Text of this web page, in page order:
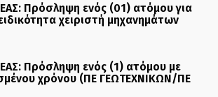
Πρόσληψη ενός (01) ατόμου για
χειριστή μηχανημάτων
Πρόσληψη ενός (1) ατόμου με
χρόνου (ΠΕ ΓΕΩΤΕΧΝΙΚΩΝ/ΠΕ